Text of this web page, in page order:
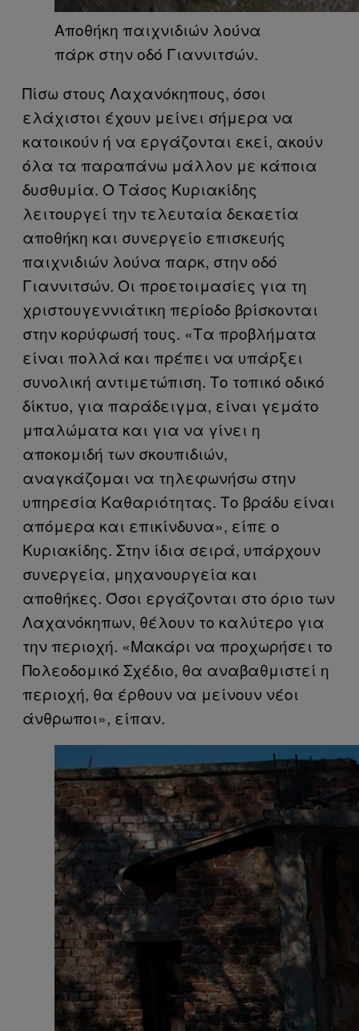
Αποθήκη παιχνιδιών λούνα
πάρκ στην οδό Γιαννιτσών.
Πίσω στους Λαχανόκηπους, όσοι
ελάχιστοι έχουν μείνει σήμερα να
κατοικούν ή να εργάζονται εκεί, ακούν
όλα τα παραπάνω μάλλον με κάποια
δυσθυμία. Ο Τάσος Κυριακίδης
λειτουργεί την τελευταία δεκαετία
αποθήκη και συνεργείο επισκευής
παιχνιδιών λούνα παρκ, στην οδό
Γιαννιτσών. Οι προετοιμασίες για τη
χριστουγεννιάτικη περίοδο βρίσκονται
στην κορύφωσή τους. «Τα προβλήματα
είναι πολλά και πρέπει να υπάρξει
συνολική αντιμετώπιση. Το τοπικό οδικό
δίκτυο, για παράδειγμα, είναι γεμάτο
μπαλώματα και για να γίνει η
αποκομιδή των σκουπιδιών,
αναγκάζομαι να τηλεφωνήσω στην
υπηρεσία Καθαριότητας. Το βράδυ είναι
απόμερα και επικίνδυνα», είπε ο
Κυριακίδης. Στην ίδια σειρά, υπάρχουν
συνεργεία, μηχανουργεία και
αποθήκες. Όσοι εργάζονται στο όριο των
Λαχανόκηπων, θέλουν το καλύτερο για
την περιοχή. «Μακάρι να προχωρήσει το
Πολεοδομικό Σχέδιο, θα αναβαθμιστεί η
περιοχή, θα έρθουν να μείνουν νέοι
άνθρωποι», είπαν.